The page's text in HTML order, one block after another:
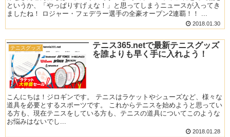
というか、「やっぱりすげぇな！」と思ってしまうニュースが入ってき
ましたね！ ロジャー・フェデラー選手の全豪オープン2連覇！！ ...
2018.01.30
テニスグッズ
テニス365.netで最新テニスグッズ
を誰よりも早く手に入れよう！
こんにちは！ジロギンです。 テニスはラケットやシューズなど、様々な
道具を必要とするスポーツです。 これからテニスを始めようと思ってい
る方も、現在テニスをしている方も、テニスの道具についてこのような
お悩みはないでし...
2018.01.28